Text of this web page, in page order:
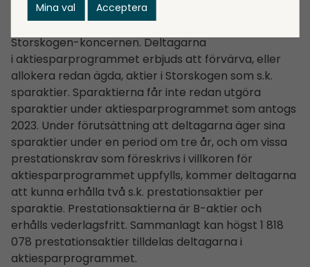
Årsstämman beslutade att inrätta ett
aktiesparprogram som riktas till högst 89 anställda i
Storskogen-koncernen. Deltagarna
i aktiesparprogrammet erbjuds att förvärva, eller
allokera redan ägda, aktier i Storskogen som s.k.
sparaktier. Sparaktierna får inte redan utgöra
sparaktier under aktiesparprogrammet som antogs
2023. Under förutsättning att deltagarna äger sina
sparaktier under en period om tre år, och om vissa
prestationskrav som föreskrivs i villkoren för
aktiesparprogrammet uppfylls, kommer deltagarna
att kunna erhålla två s.k. prestationsaktier per
sparaktie. Prestationsaktierna är B-aktier och
erhålls vederlagsfritt. Sammanlagt kan högst 1 818
078 prestationsaktier tilldelas deltagarna i
aktiesparprogrammet.
Mina val Acceptera